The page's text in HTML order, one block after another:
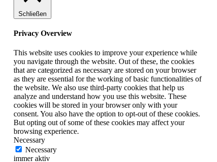
Schließen
Privacy Overview
This website uses cookies to improve your experience while
you navigate through the website. Out of these, the cookies
that are categorized as necessary are stored on your browser
as they are essential for the working of basic functionalities of
the website. We also use third-party cookies that help us
analyze and understand how you use this website. These
cookies will be stored in your browser only with your
consent. You also have the option to opt-out of these cookies.
But opting out of some of these cookies may affect your
browsing experience.
Necessary
Necessary
immer aktiv